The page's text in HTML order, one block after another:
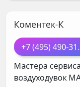
Коментек-К
+7 (495) 490-31
Мастера
воздуходувок